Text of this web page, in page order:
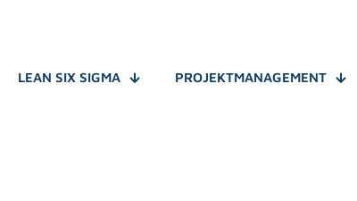
LEAN SIX SIGMA PROJEKTMANAGEMENT